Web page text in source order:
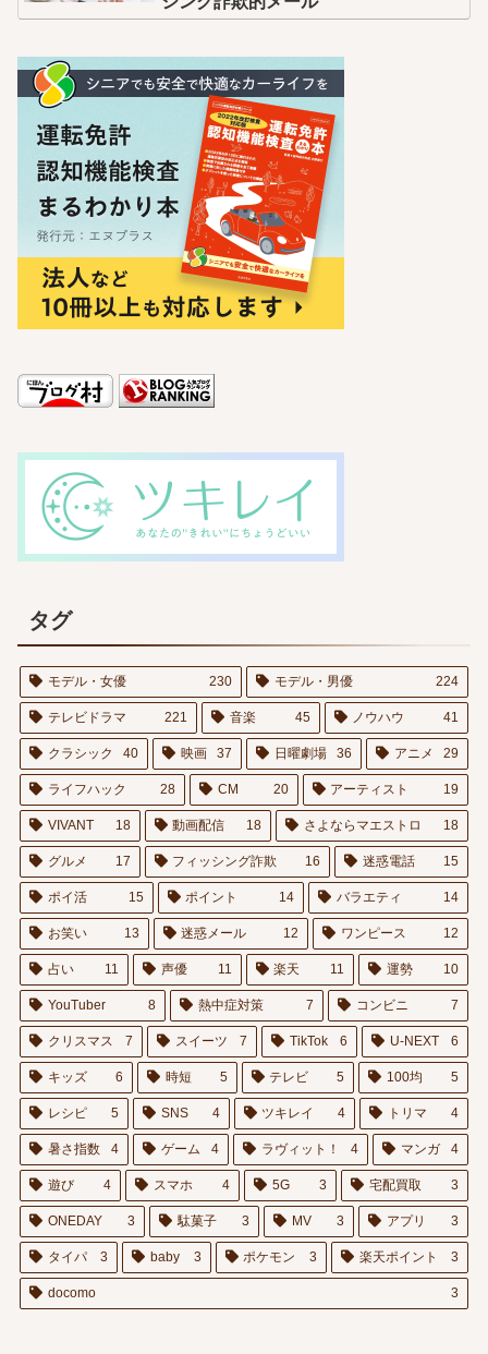
タグ
モデル・女優 230 モデル・男優 224
テレビドラマ 221 音楽 45 ノウハウ 41
クラシック 40 映画 37 日曜劇場 36 アニメ 29
ライフハック 28 CM 20 アーティスト 19
VIVANT 18 動画配信 18 さよならマエストロ 18
グルメ 17 フィッシング詐欺 16 迷惑電話 15
ポイ活 15 ポイント 14 バラエティ 14
お笑い 13 迷惑メール 12 ワンピース 12
占い 11 声優 11 楽天 11 運勢 10
YouTuber 8 熱中症対策 7 コンビニ 7
クリスマス 7 スイーツ 7 TikTok 6 U-NEXT 6
キッズ 6 時短 5 テレビ 5 100均 5
レシピ 5 SNS 4 ツキレイ 4 トリマ 4
暑さ指数 4 ゲーム 4 ラヴィット！ 4 マンガ 4
遊び 4 スマホ 4 5G 3 宅配買取 3
ONEDAY 3 駄菓子 3 MV 3 アプリ 3
タイパ 3 baby 3 ポケモン 3 楽天ポイント 3
docomo 3